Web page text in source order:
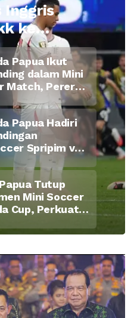
Inggris
ke
Papua Ikut
dalam Mini
Match, Pererat
Personel
Ramadan
Papua Hadiri
Spripim vs
Pererat
dan
Personel
Tutup
Mini Soccer
Cup, Perkuat
Personel